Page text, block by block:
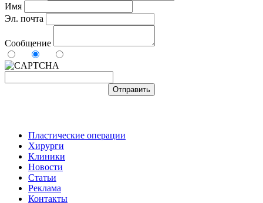
Имя
Эл. почта
Сообщение
Пластические операции
Хирурги
Клиники
Новости
Статьи
Реклама
Контакты